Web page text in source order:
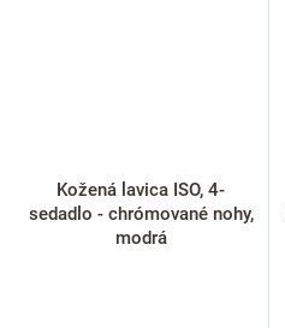
Kožená lavica ISO, 4-
sedadlo - chrómované nohy,
modrá